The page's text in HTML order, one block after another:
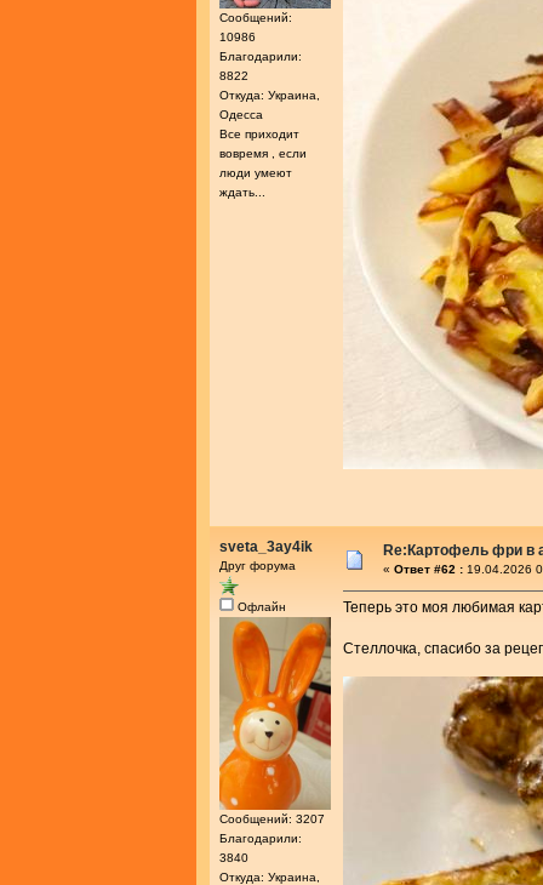
Сообщений:
10986
Благодарили:
8822
Откуда: Украина,
Одесса
Все приходит
вовремя , если
люди умеют
ждать...
sveta_3ay4ik
Друг форума
Офлайн
Сообщений: 3207
Благодарили:
3840
Откуда: Украина,
Re:Картофель фри в
« Ответ #62 : 19.04.2026
Теперь это моя любимая
Стеллочка, спасибо за